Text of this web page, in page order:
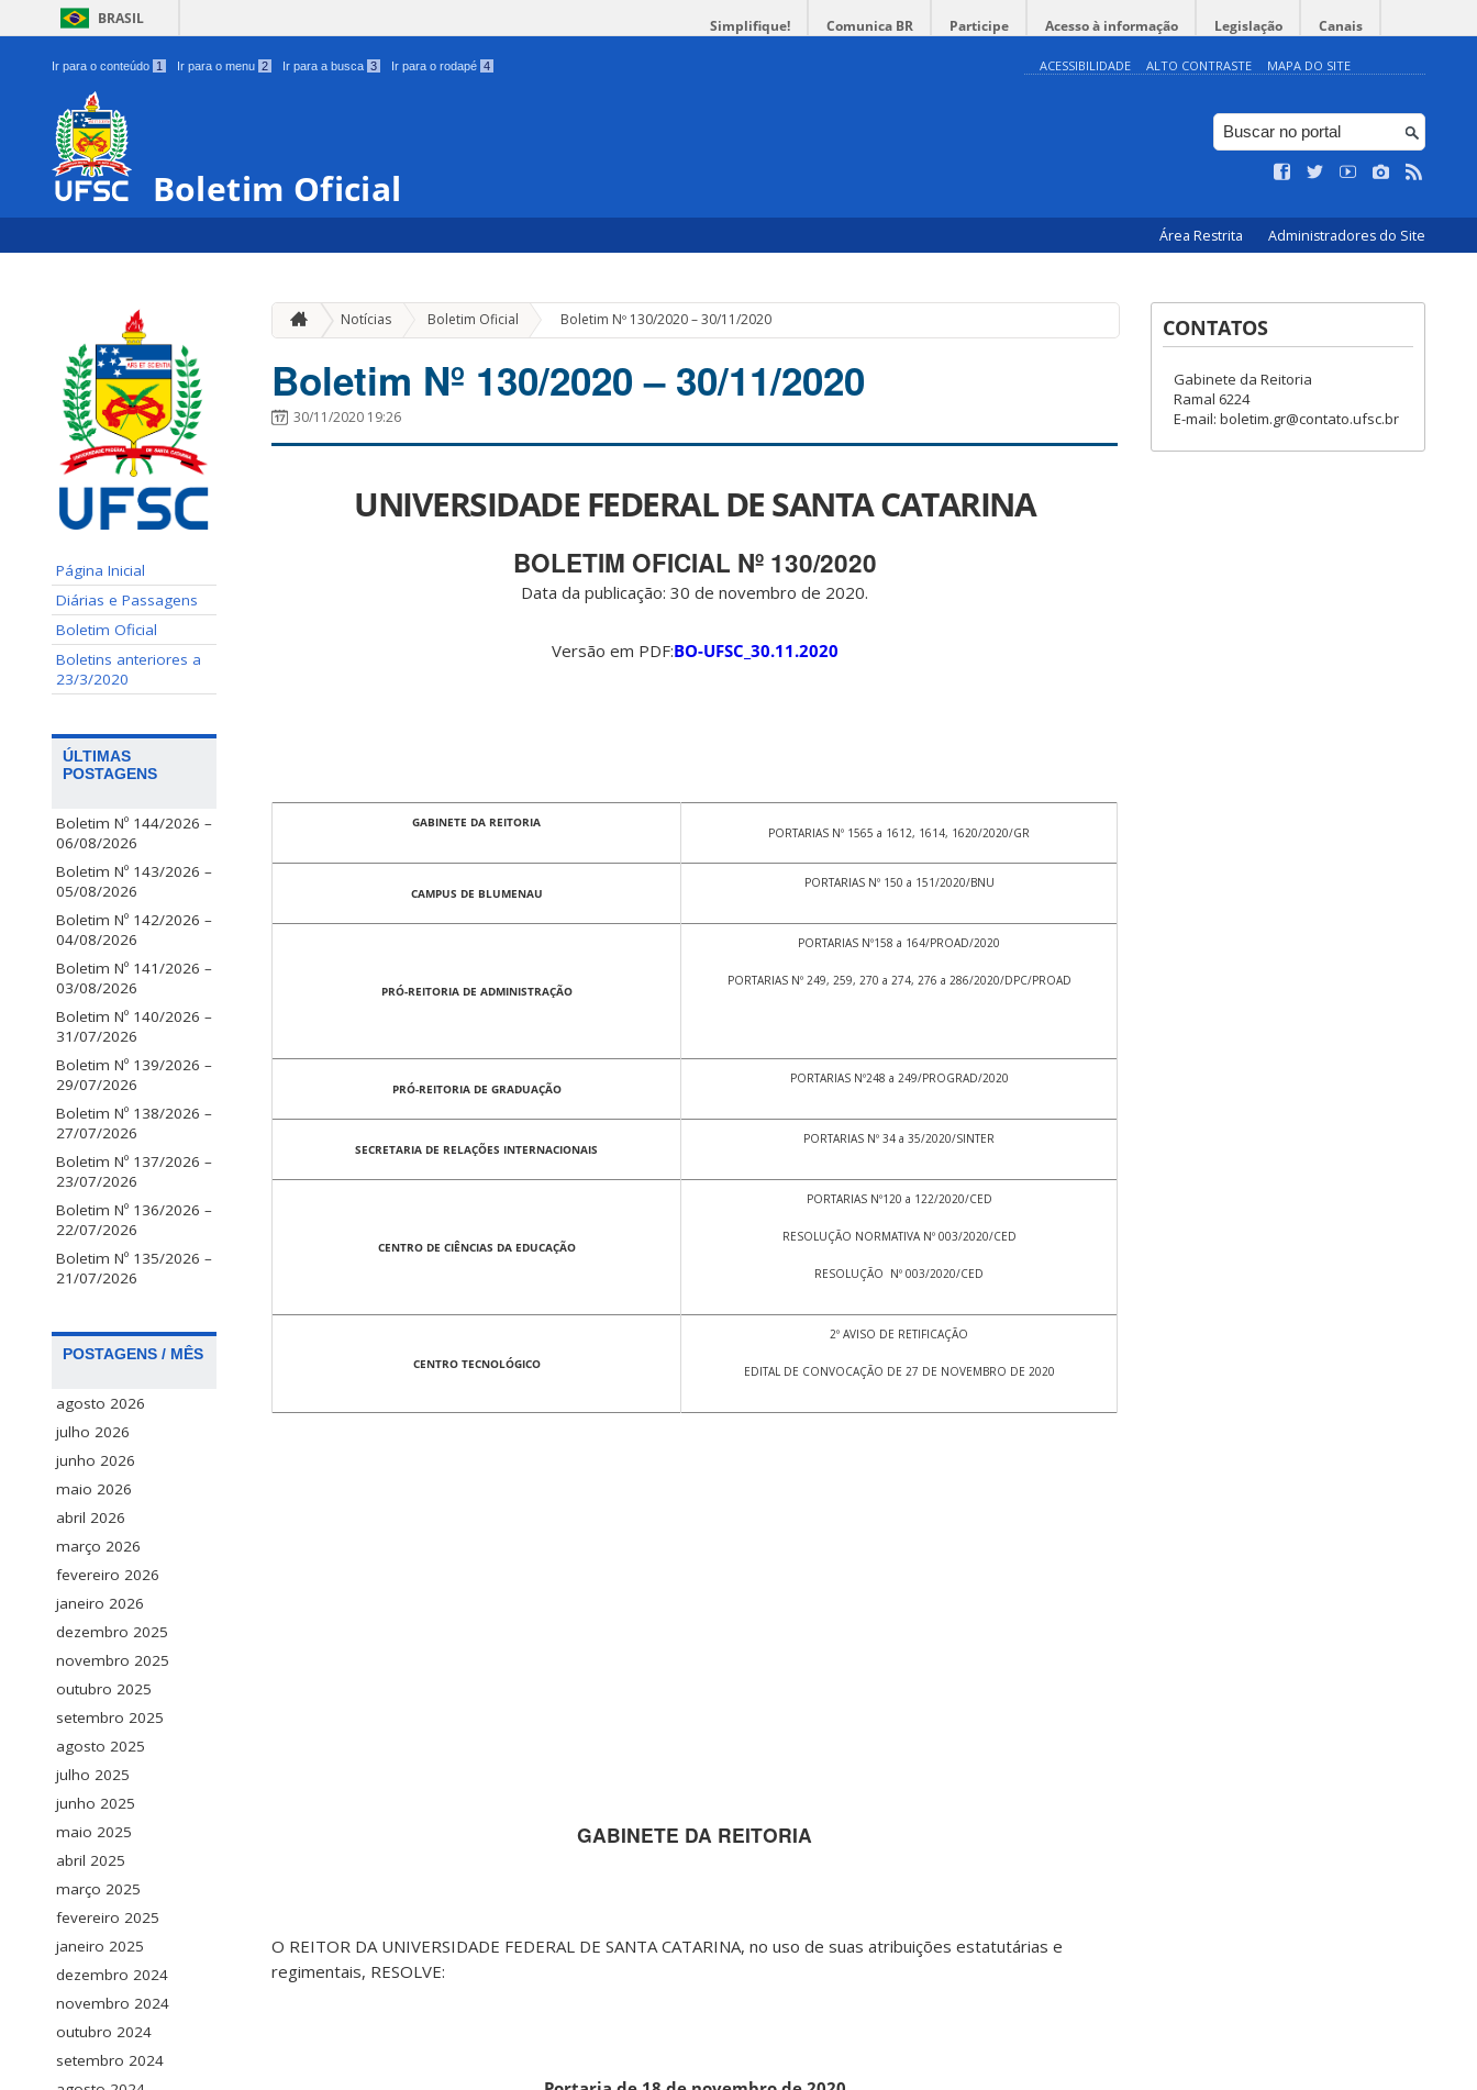
BRASIL Simplifique! Comunica BR Participe Acesso à informação Legislação Canais
Ir para o conteúdo 1 Ir para o menu 2 Ir para a busca 3 Ir para o rodapé 4 ACESSIBILIDADE ALTO CONTRASTE MAPA DO SITE
Boletim Oficial
Área Restrita Administradores do Site
Página Inicial
Diárias e Passagens
Boletim Oficial
Boletins anteriores a
23/3/2020
ÚLTIMAS
POSTAGENS
Boletim Nº 144/2026 –
06/08/2026
Boletim Nº 143/2026 –
05/08/2026
Boletim Nº 142/2026 –
04/08/2026
Boletim Nº 141/2026 –
03/08/2026
Boletim Nº 140/2026 –
31/07/2026
Boletim Nº 139/2026 –
29/07/2026
Boletim Nº 138/2026 –
27/07/2026
Boletim Nº 137/2026 –
23/07/2026
Boletim Nº 136/2026 –
22/07/2026
Boletim Nº 135/2026 –
21/07/2026
POSTAGENS / MÊS
agosto 2026
julho 2026
junho 2026
maio 2026
abril 2026
março 2026
fevereiro 2026
janeiro 2026
dezembro 2025
novembro 2025
outubro 2025
setembro 2025
agosto 2025
julho 2025
junho 2025
maio 2025
abril 2025
março 2025
fevereiro 2025
janeiro 2025
dezembro 2024
novembro 2024
outubro 2024
setembro 2024
Notícias Boletim Oficial » Boletim Nº 130/2020 – 30/11/2020
Boletim Nº 130/2020 – 30/11/2020
30/11/2020 19:26
UNIVERSIDADE FEDERAL DE SANTA CATARINA
BOLETIM OFICIAL Nº 130/2020
Data da publicação: 30 de novembro de 2020.
Versão em PDF:BO-UFSC_30.11.2020
GABINETE DA REITORIA
PORTARIAS Nº 1565 a 1612, 1614, 1620/2020/GR
CAMPUS DE BLUMENAU
PORTARIAS Nº 150 a 151/2020/BNU
PRÓ-REITORIA DE ADMINISTRAÇÃO
PORTARIAS Nº158 a 164/PROAD/2020
PORTARIAS Nº 249, 259, 270 a 274, 276 a 286/2020/DPC/PROAD
PRÓ-REITORIA DE GRADUAÇÃO
PORTARIAS Nº248 a 249/PROGRAD/2020
SECRETARIA DE RELAÇÕES INTERNACIONAIS
PORTARIAS Nº 34 a 35/2020/SINTER
CENTRO DE CIÊNCIAS DA EDUCAÇÃO
PORTARIAS Nº120 a 122/2020/CED
RESOLUÇÃO NORMATIVA Nº 003/2020/CED
RESOLUÇÃO Nº 003/2020/CED
CENTRO TECNOLÓGICO
2º AVISO DE RETIFICAÇÃO
EDITAL DE CONVOCAÇÃO DE 27 DE NOVEMBRO DE 2020
GABINETE DA REITORIA
O REITOR DA UNIVERSIDADE FEDERAL DE SANTA CATARINA, no uso de suas atribuições estatutárias e
regimentais, RESOLVE:
CONTATOS
Gabinete da Reitoria
Ramal 6224
E-mail: boletim.gr@contato.ufsc.br